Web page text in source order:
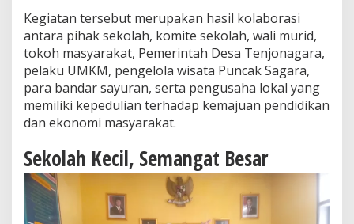
g
u
n
g
R
a
k
y
a
Kegiatan tersebut merupakan hasil kolaborasi
antara pihak sekolah, komite sekolah, wali murid,
tokoh masyarakat, Pemerintah Desa Tenjonagara,
pelaku UMKM, pengelola wisata Puncak Sagara,
para bandar sayuran, serta pengusaha lokal yang
memiliki kepedulian terhadap kemajuan pendidikan
dan ekonomi masyarakat.
Sekolah Kecil, Semangat Besar